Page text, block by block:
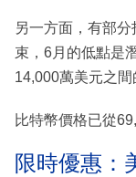
另一方面，有部
束，6月的低點是
14,000萬美元之間
比特幣價格已從
限時優惠：